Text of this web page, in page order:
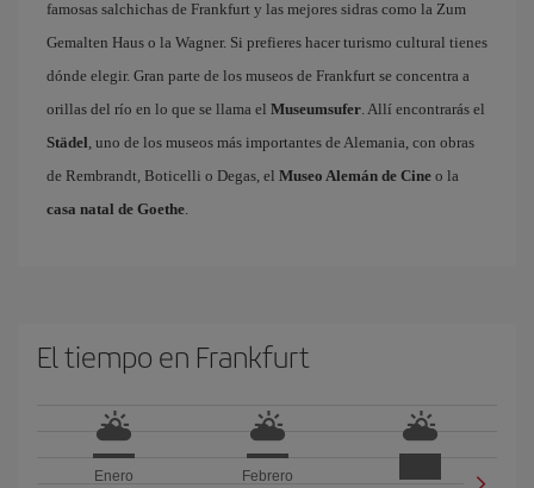
famosas salchichas de Frankfurt y las mejores sidras como la Zum
Gemalten Haus o la Wagner. Si prefieres hacer turismo cultural tienes
dónde elegir. Gran parte de los museos de Frankfurt se concentra a
orillas del río en lo que se llama el Museumsufer. Allí encontrarás el
Städel, uno de los museos más importantes de Alemania, con obras
de Rembrandt, Boticelli o Degas, el Museo Alemán de Cine o la
casa natal de Goethe.
El tiempo en Frankfurt
Enero
Febrero